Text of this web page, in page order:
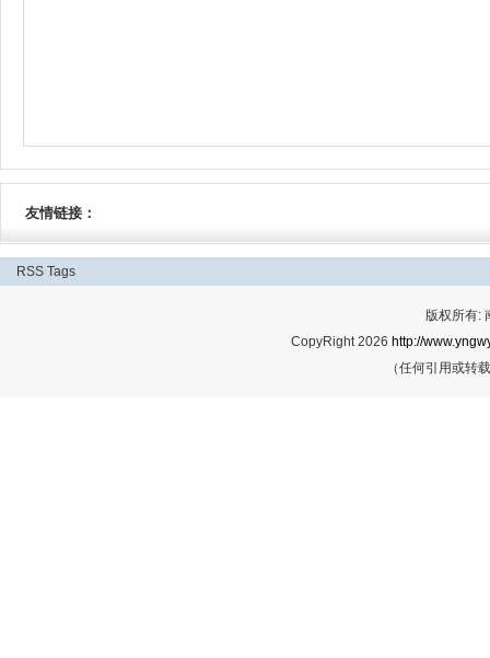
友情链接：
RSS Tags
版权所有:
CopyRight 2026 http://
（任何引用或转